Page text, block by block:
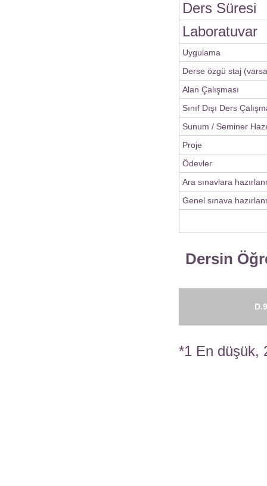
Ders Süresi
Laboratuvar
Uygulama
Derse özgü staj
Alan Çalışması
Sınıf Dışı Ders
Sunum / Seminer
Proje
Ödevler
Ara sınavlara
Genel sınava
Dersin
*1 En düşük,